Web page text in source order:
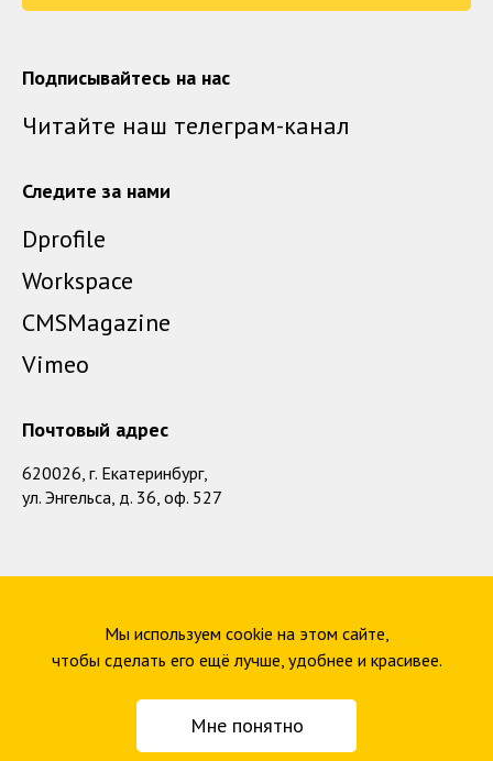
Подписывайтесь на нас
Читайте наш телеграм-канал
Следите за нами
Dprofile
Workspace
CMSMagazine
Vimeo
Почтовый адрес
620026, г. Екатеринбург,
ул. Энгельса, д. 36, оф. 527
© 2014–2026 Beavers Brothers (ИП Устинова Е.С.)
Политика конфиденциальности
Мы используем cookie на этом сайте,
чтобы сделать его ещё лучше, удобнее и красивее.
Мне понятно